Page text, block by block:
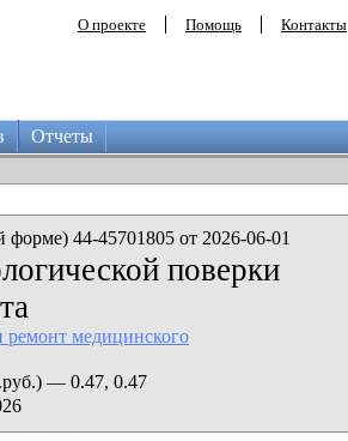
О проекте Помощь Контакты
Отчеты
форме) 44-45701805 от 2026-06-01
поверки
медицинского
— 0.47, 0.47